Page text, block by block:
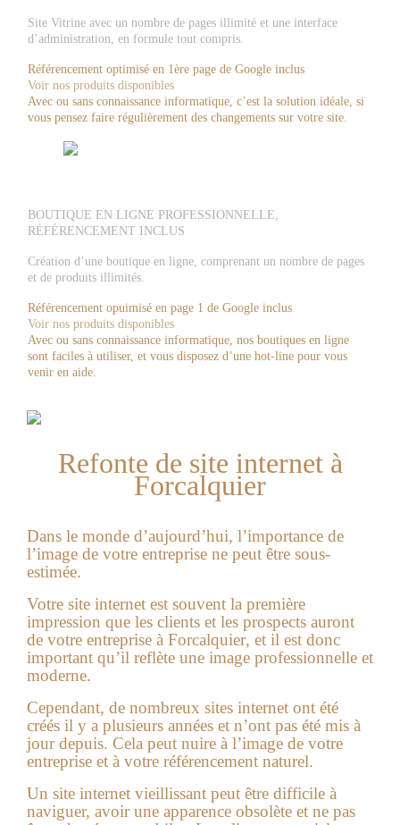
Site Vitrine avec un nombre de pages illimité et une interface
d’administration, en formule tout compris.
Référencement optimisé en 1ère page de Google inclus
Voir nos produits disponibles
Avec ou sans connaissance informatique, c’est la solution idéale, si
vous pensez faire régulièrement des changements sur votre site.
BOUTIQUE EN LIGNE PROFESSIONNELLE,
RÉFÉRENCEMENT INCLUS
Création d’une boutique en ligne, comprenant un nombre de pages
et de produits illimités.
Référencement opuimisé en page 1 de Google inclus
Voir nos produits disponibles
Avec ou sans connaissance informatique, nos boutiques en ligne
sont faciles à utiliser, et vous disposez d’une hot-line pour vous
venir en aide.
Refonte de site internet à
Forcalquier
Dans le monde d’aujourd’hui, l’importance de
l’image de votre entreprise ne peut être sous-
estimée.
Votre site internet est souvent la première
impression que les clients et les prospects auront
de votre entreprise à Forcalquier, et il est donc
important qu’il reflète une image professionnelle et
moderne.
Cependant, de nombreux sites internet ont été
créés il y a plusieurs années et n’ont pas été mis à
jour depuis. Cela peut nuire à l’image de votre
entreprise et à votre référencement naturel.
Un site internet vieillissant peut être difficile à
naviguer, avoir une apparence obsolète et ne pas